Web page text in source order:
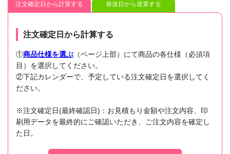
注文確定日から計算する 発送日から逆算する
注文確定日から計算する
①商品仕様を選ぶ （ページ上部）にて商品の各仕様（必須項
目）を選択してください。
②下記カレンダーで、予定している注文確定日を選択してく
ださい。
※注文確定日(最終確認日)：お見積もり金額や注文内容、印
刷用データを最終的にご確認いただき、ご注文内容を確定し
た日。